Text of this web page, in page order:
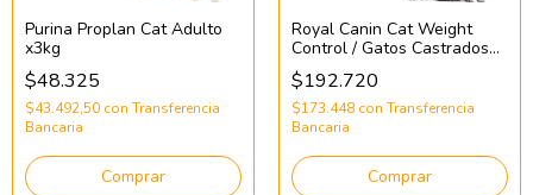
Purina Proplan Cat Adulto
x3kg
$48.325
$43.492,50 con Transferencia
Bancaria
Comprar
Royal Canin Cat Weight
Control / Gatos Castrados
x12kg
$192.720
$173.448 con Transferencia
Bancaria
Comprar